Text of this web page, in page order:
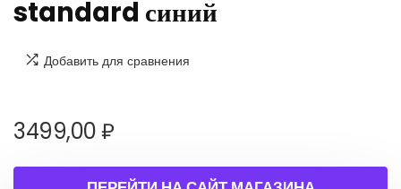
standard синий
Добавить для сравнения
3499,00₽